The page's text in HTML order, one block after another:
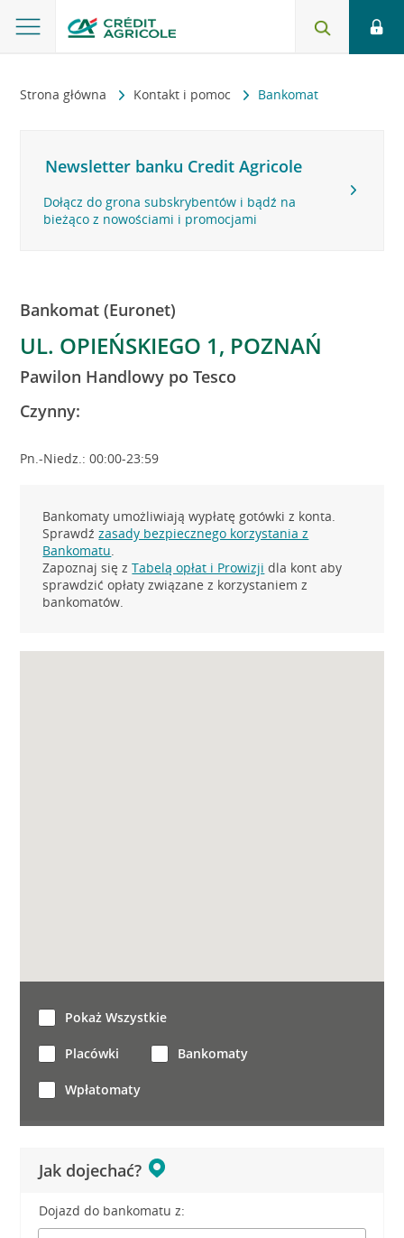
Strona główna Kontakt i pomoc Bankomat
Newsletter banku Credit Agricole
Dołącz do grona subskrybentów i bądź na
bieżąco z nowościami i promocjami
Bankomat (Euronet)
UL. OPIEŃSKIEGO 1, POZNAŃ
Pawilon Handlowy po Tesco
Czynny:
Pn.-Niedz.: 00:00-23:59
Bankomaty umożliwiają wypłatę gotówki z konta.
Sprawdźzasady bezpiecznego korzystania z
Bankomatu.
Zapoznaj się zTabelą opłat i Prowizji dla kont aby
sprawdzić opłaty związane z korzystaniem z
bankomatów.
Jak dojechać?
Dojazd do bankomatu z:
Pokaż Wszystkie
Placówki Bankomaty
Wpłatomaty